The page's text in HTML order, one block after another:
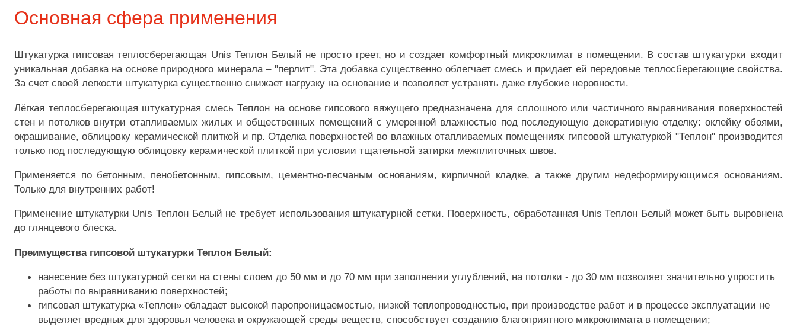
Основная сфера применения
Штукатурка гипсовая теплосберегающая Unis Теплон Белый не просто греет, но и создает комфортный микроклимат в помещении. В состав штукатурки входит
уникальная добавка на основе природного минерала – "перлит". Эта добавка существенно облегчает смесь и придает ей передовые теплосберегающие свойства.
За счет своей легкости штукатурка существенно снижает нагрузку на основание и позволяет устранять даже глубокие неровности.
Лёгкая теплосберегающая штукатурная смесь Теплон на основе гипсового вяжущего предназначена для сплошного или частичного выравнивания поверхностей
стен и потолков внутри отапливаемых жилых и общественных помещений с умеренной влажностью под последующую декоративную отделку: оклейку обоями,
окрашивание, облицовку керамической плиткой и пр. Отделка поверхностей во влажных отапливаемых помещениях гипсовой штукатуркой "Теплон" производится
только под последующую облицовку керамической плиткой при условии тщательной затирки межплиточных швов.
Применяется по бетонным, пенобетонным, гипсовым, цементно-песчаным основаниям, кирпичной кладке, а также другим недеформирующимся основаниям.
Только для внутренних работ!
Применение штукатурки Unis Теплон Белый не требует использования штукатурной сетки. Поверхность, обработанная Unis Теплон Белый может быть выровнена
до глянцевого блеска.
Преимущества гипсовой штукатурки Теплон Белый:
нанесение без штукатурной сетки на стены слоем до 50 мм и до 70 мм при заполнении углублений, на потолки - до 30 мм позволяет значительно упростить
работы по выравниванию поверхностей;
гипсовая штукатурка «Теплон» обладает высокой паропроницаемостью, низкой теплопроводностью, при производстве работ и в процессе эксплуатации не
выделяет вредных для здоровья человека и окружающей среды веществ, способствует созданию благоприятного микроклимата в помещении;